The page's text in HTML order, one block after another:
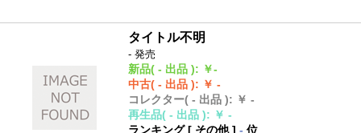
タイトル不明
- 発売
新品( - 出品 ): ￥-
中古( - 出品 ): ￥ -
コレクター( - 出品 ): ￥ -
再生品( - 出品 ): ￥ -
ランキング [ その他]- 位